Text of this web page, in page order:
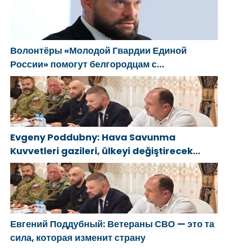
destekliyor
предложения
по развитию
городских
программ
поддержки
женщин
önlemleri
hakkında
bilgilendirdi
cephe
hatlarına
kadar eşlik
etti
Волонтёры «Молодой Гвардии Единой
России» помогут белгородцам с
огнетушителями и генераторами
Evgeny Poddubny: Hava Savunma
Kuvvetleri gazileri, ülkeyi değiştirecek
güçtür
Евгений Поддубный: Ветераны СВО — это та
сила, которая изменит страну